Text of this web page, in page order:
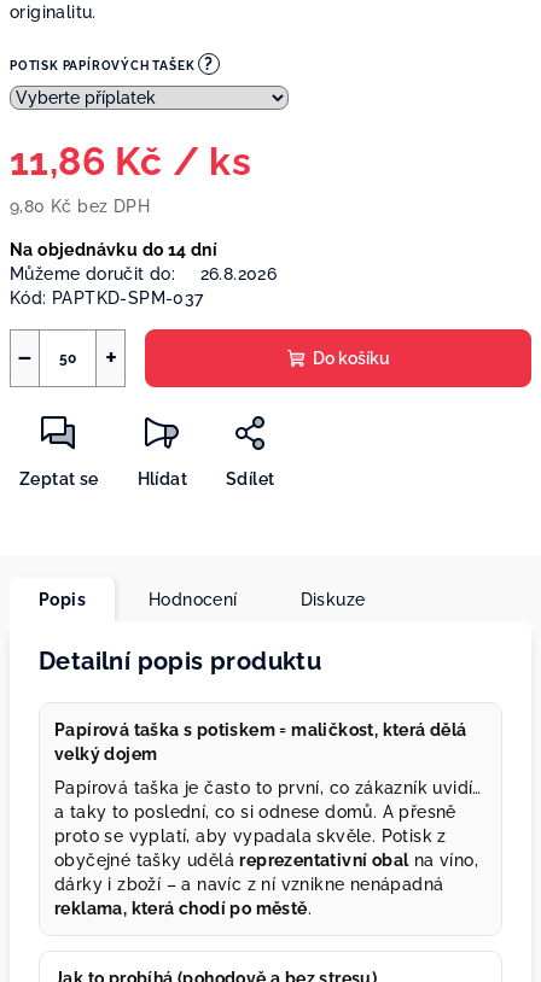
originalitu.
POTISK PAPÍROVÝCH TAŠEK ?
11,86 Kč / ks
9,80 Kč bez DPH
cena:
Na objednávku do 14 dní
Můžeme doručit do:
26.8.2026
Kód: PAPTKD-SPM-037
+
− Do košíku
Zeptat se Hlídat Sdílet
Popis Hodnocení Diskuze
Detailní popis produktu
Papírová taška s potiskem = maličkost, která dělá
velký dojem
Papírová taška je často to první, co zákazník uvidí…
a taky to poslední, co si odnese domů. A přesně
proto se vyplatí, aby vypadala skvěle. Potisk z
obyčejné tašky uděláreprezentativní obalna víno,
dárky i zboží – a navíc z ní vznikne nenápadná
reklama, která chodí po městě.